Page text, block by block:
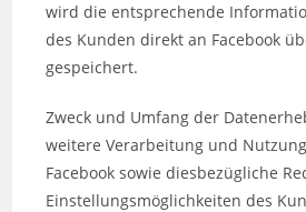
wird die entsprechende
des Kunden direkt an Facebook
gespeichert.
Zweck und Umfang der
weitere Verarbeitung und
Facebook sowie diesbezügliche
Einstellungsmöglichkeiten des